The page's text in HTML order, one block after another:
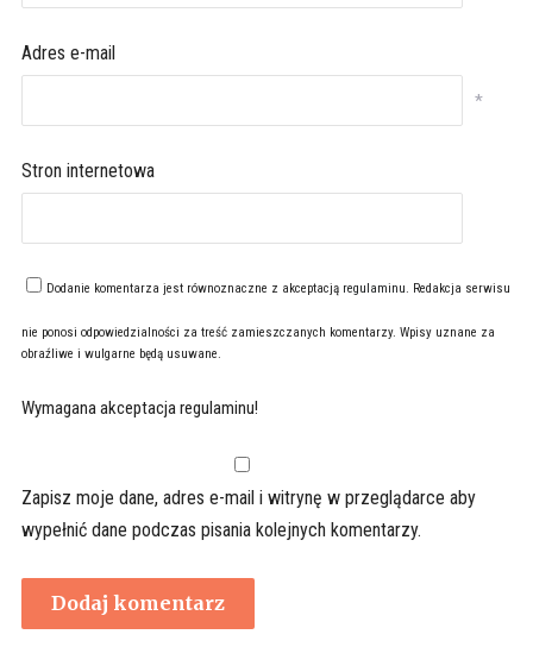
Adres e-mail
*
Stron internetowa
Dodanie komentarza jest równoznaczne z akceptacją regulaminu. Redakcja serwisu
nie ponosi odpowiedzialności za treść zamieszczanych komentarzy. Wpisy uznane za
obraźliwe i wulgarne będą usuwane.
Wymagana akceptacja regulaminu!
Zapisz moje dane, adres e-mail i witrynę w przeglądarce aby
wypełnić dane podczas pisania kolejnych komentarzy.